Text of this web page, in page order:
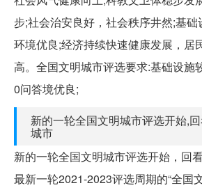
步;社会治安良好，社会秩序井然;基
环境优良;经济持续快速健康发展，居
高。全国文明城市评选要求:基础设施
0问答境优良;
新的一轮全国文明城市评选开始,
城市
新的一轮全国文明城市评选开始，回
最新一轮2021-2023评选周期的“全国